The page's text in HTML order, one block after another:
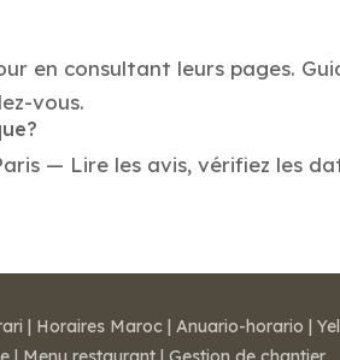
en consultant leurs pages.
vous.
— Lire les avis, vérifiez les
| Horaires Maroc | Anuario-horario |